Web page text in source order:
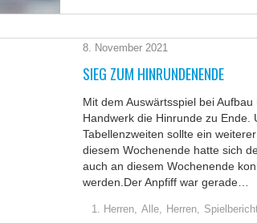
8. November 2021
SIEG ZUM HINRUNDENENDE
Mit dem Auswärtsspiel bei
Handwerk die Hinrunde zu Ende.
Tabellenzweiten sollte ein
diesem Wochenende hatte sich
auch an diesem Wochenende
werden.Der Anpfiff war gerade…
1. Herren, Alle, Herren,